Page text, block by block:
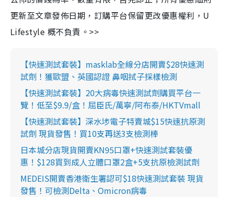
更新至文章發佈日期，訂購平台保留更改優惠權利，U
Lifestyle 概不負責。>>
【快速測試套裝】masklab全線分店開賣$28快速測
試劑！獲歐盟、英國認證 鼻咽拭子採樣檢測
【快速測試套裝】20大病毒快速測試劑購買平台一
覽！低至$9.9/盒！屈臣氏/萬寧/阿布泰/HKTVmall
【快速測試套裝】深水埗電子特賣城$15快速抗原測
試劑 現貨發售！買10支再送3支檢測棒
日本城分店現貨開賣KN95口罩+快速測試套裝優
惠！$128買到成人立體口罩2盒+5支抗原檢測試劑
MEDEIS開賣香港衛生署認可$18快速測試套裝 現貨
發售！可檢測Delta、Omicron病毒